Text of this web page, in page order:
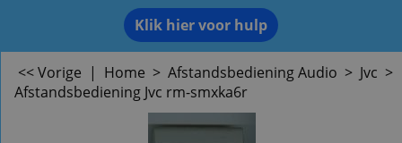
Klik hier voor hulp
<< Vorige | Home > Afstandsbediening Audio > Jvc >
Afstandsbediening Jvc rm-smxka6r